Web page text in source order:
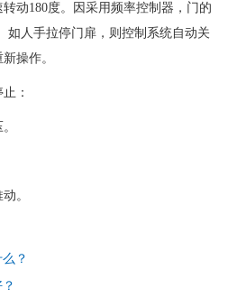
动180度。因采用频率控制器，门的
如人手拉停门扉，则控制系统自动关
操作。
：
。
？